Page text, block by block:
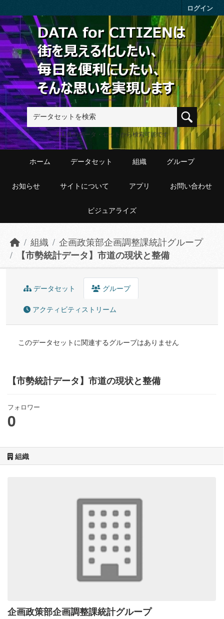
ログイン
411件のデータ・セットから検索可能です
ホーム データセット 組織 グループ
お知らせ サイトについて アプリ お問い合わせ
ビジュアライズ
組織
企画政策部企画調整課統計グループ
【市勢統計データ】市道の現状と整備
【市勢統計データ】市道の現状と整備
フォロワー
0
組織
企画政策部企画調整課統計グループ
データセット グループ
アクティビティストリーム
このデータセットに関連するグループはありません